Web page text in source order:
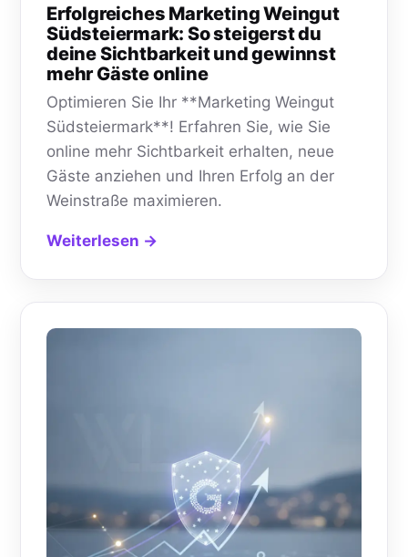
Erfolgreiches Marketing Weingut
Südsteiermark: So steigerst du
deine Sichtbarkeit und gewinnst
mehr Gäste online
Optimieren Sie Ihr **Marketing Weingut
Südsteiermark**! Erfahren Sie, wie Sie
online mehr Sichtbarkeit erhalten, neue
Gäste anziehen und Ihren Erfolg an der
Weinstraße maximieren.
Weiterlesen →